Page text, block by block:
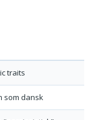
traits
som dansk